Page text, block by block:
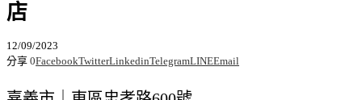
店
12/09/2023
分享 0FacebookTwitterLinkedinTelegramLINEEmail